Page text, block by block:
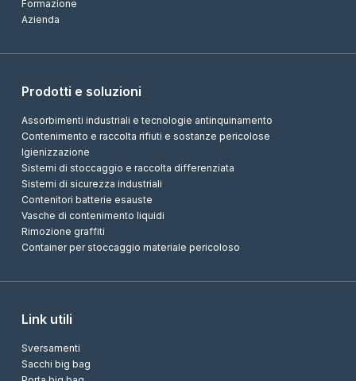
Formazione
Azienda
Prodotti e soluzioni
Assorbimenti industriali e tecnologie antinquinamento
Contenimento e raccolta rifiuti e sostanze pericolose
Igienizzazione
Sistemi di stoccaggio e raccolta differenziata
Sistemi di sicurezza industriali
Contenitori batterie esauste
Vasche di contenimento liquidi
Rimozione graffiti
Container per stoccaggio materiale pericoloso
Link utili
Sversamenti
Sacchi big bag